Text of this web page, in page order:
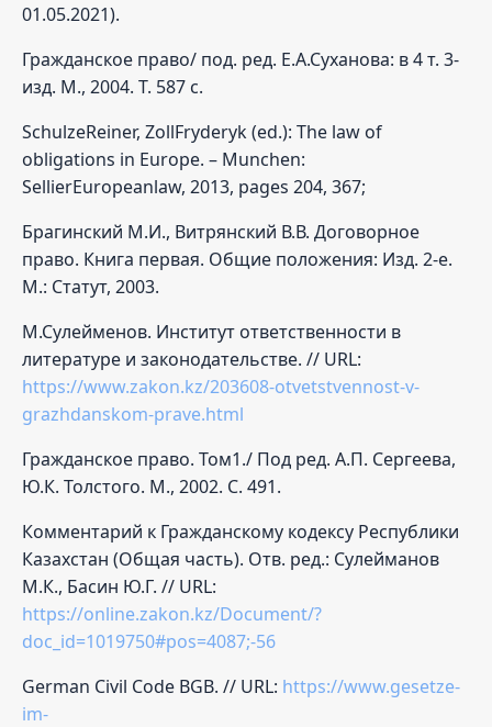
01.05.2021).
Гражданское право/ под. ред. Е.А.Суханова: в 4 т. 3-
изд. М., 2004. Т. 587 c.
SchulzeReiner, ZollFryderyk (ed.): The law of
obligations in Europe. – Munchen:
SellierEuropeanlaw, 2013, pages 204, 367;
Брагинский М.И., Витрянский В.В. Договорное
право. Книга первая. Общие положения: Изд. 2-е.
М.: Статут, 2003.
М.Сулейменов. Институт ответственности в
литературе и законодательстве. // URL:
https://www.zakon.kz/203608-otvetstvennost-v-
grazhdanskom-prave.html
Гражданское право. Том1./ Под ред. А.П. Сергеева,
Ю.К. Толстого. М., 2002. С. 491.
Комментарий к Гражданскому кодексу Республики
Казахстан (Общая часть). Отв. ред.: Сулейманов
М.К., Басин Ю.Г. // URL:
https://online.zakon.kz/Document/?
doc_id=1019750#pos=4087;-56
German Civil Code BGB. // URL: https://www.gesetze-
im-